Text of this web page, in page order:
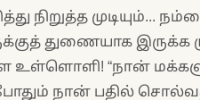
நிறுத்த முடியும்...
துணையாக இருக்க
உள்ளொளி! “நான்
நான் பதில்